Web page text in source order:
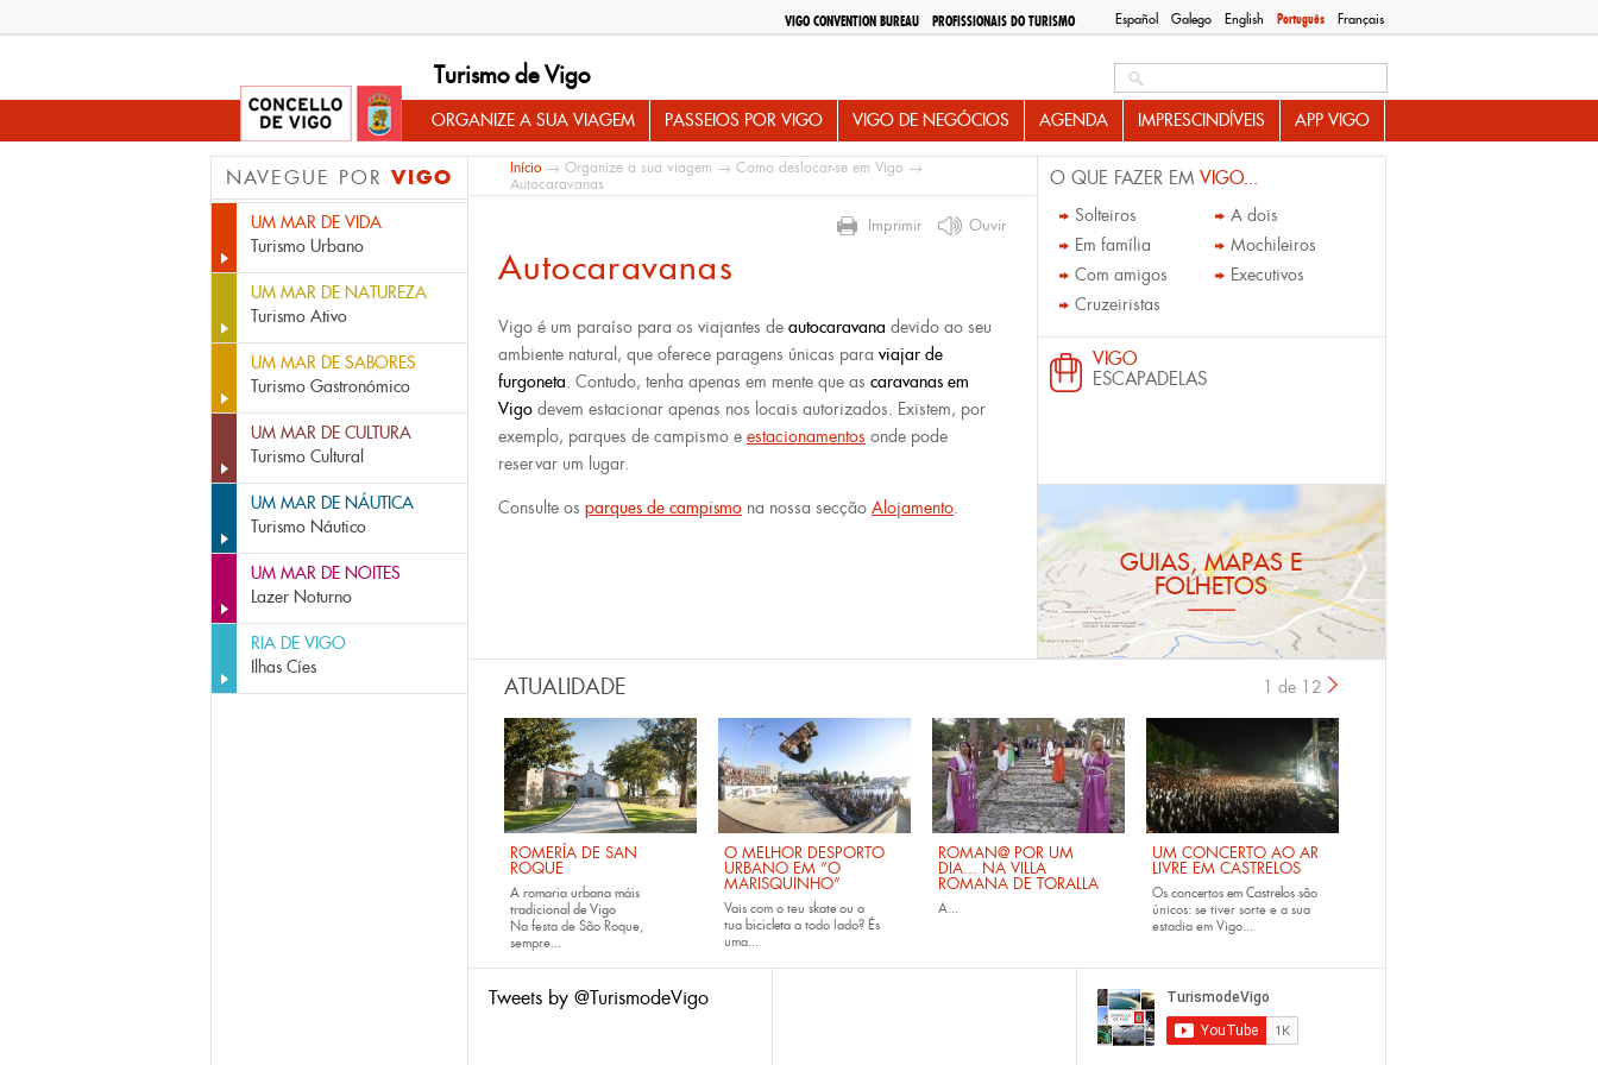
Español Galego English Português Français
VIGO CONVENTION BUREAU PROFISSIONAIS DO TURISMO
Turismo de Vigo
ORGANIZE A SUA VIAGEM PASSEIOS POR VIGO VIGO DE NEGÓCIOS AGENDA IMPRESCINDÍVEIS APP VIGO
NAVEGUE POR VIGO
UM MAR DE VIDA
Turismo Urbano
UM MAR DE NATUREZA
Turismo Ativo
UM MAR DE SABORES
Turismo Gastronómico
UM MAR DE CULTURA
Turismo Cultural
UM MAR DE NÁUTICA
Turismo Náutico
UM MAR DE NOITES
Lazer Noturno
RIA DE VIGO
Ilhas Cíes
Início→ Organize a sua viagem → Como deslocar-se em Vigo →
Autocaravanas
Imprimir Ouvir
Autocaravanas
Vigo é um paraíso para os viajantes de autocaravana devido ao seu
ambiente natural, que oferece paragens únicas para viajar de
furgoneta. Contudo, tenha apenas em mente que as caravanas em
Vigo devem estacionar apenas nos locais autorizados. Existem, por
exemplo, parques de campismo e estacionamentos onde pode
reservar um lugar.
Consulte os parques de campismo na nossa secção Alojamento.
O QUE FAZER EM VIGO...
Solteiros
A dois
Em família
Mochileiros
Com amigos
Executivos
Cruzeiristas
VIGO
ESCAPADELAS
GUIAS, MAPAS E
FOLHETOS
ATUALIDADE
ROMERÍA DE SAN
ROQUE
A romaria urbana máis
tradicional de Vigo
Na festa de São Roque,
sempre...
O MELHOR DESPORTO
URBANO EM “O
MARISQUINHO”
Vais com o teu skateou a
tua bicicleta a todo lado? És
uma...
ROMAN@ POR UM
DIA... NA VILLA
ROMANA DE TORALLA
A...
UM CONCERTO AO AR
LIVRE EM CASTRELOS
Os concertos em Castrelos são
únicos: se tiver sorte e a sua
estadia em Vigo...
1 de 12
Tweets by @TurismodeVigo